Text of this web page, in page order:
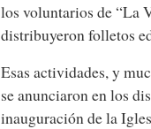
los voluntarios de “La
distribuyeron folletos
Esas actividades, y
se anunciaron en los
inauguración de la